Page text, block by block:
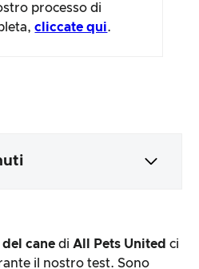
processo di
cliccate qui.
del prodotto
cane di All Pets United ci
il nostro test. Sono